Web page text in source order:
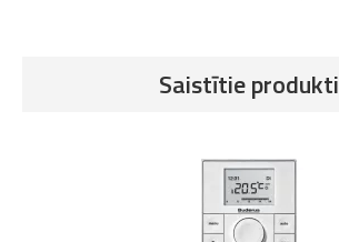
Saistītie produkti